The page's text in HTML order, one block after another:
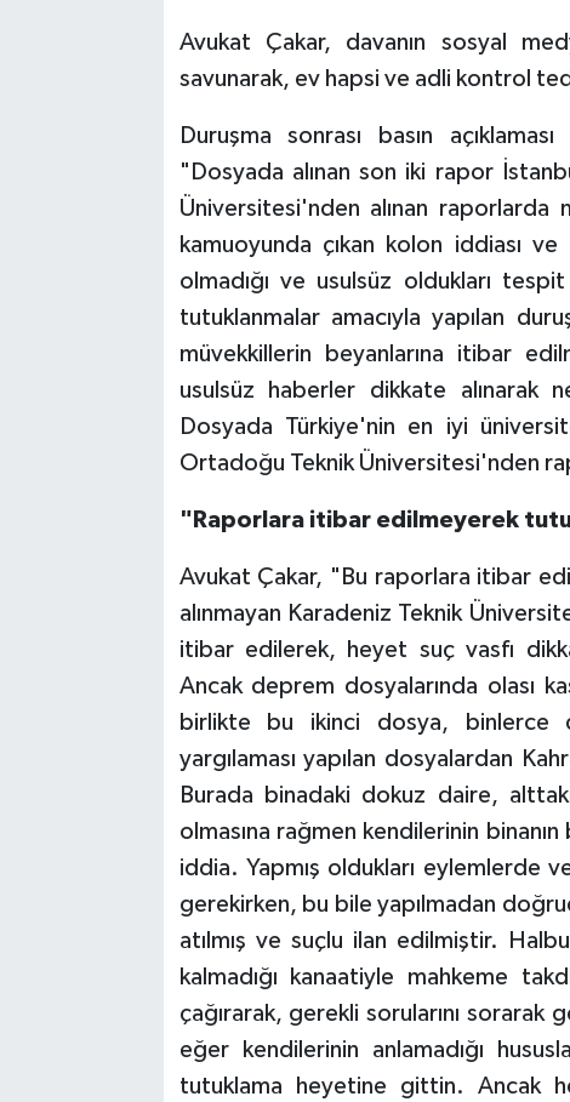
Avukat Çakar, davanın sosyal
savunarak, ev hapsi ve adli kontrol
Duruşma sonrası basın
"Dosyada alınan son iki rapor
Üniversitesi'nden alınan
kamuoyunda çıkan kolon iddiası ve
olmadığı ve usulsüz oldukları
tutuklanmalar amacıyla yapılan
müvekkillerin beyanlarına itibar
usulsüz haberler dikkate alınarak
Dosyada Türkiye'nin en iyi
Ortadoğu Teknik Üniversitesi'nden
"Raporlara itibar edilmeyerek
Avukat Çakar, "Bu raporlara itibar
alınmayan Karadeniz Teknik
itibar edilerek, heyet suç vasfı
Ancak deprem dosyalarında olası
birlikte bu ikinci dosya, binlerce
yargılaması yapılan dosyalardan
Burada binadaki dokuz daire,
olmasına rağmen kendilerinin
iddia. Yapmış oldukları eylemlerde
gerekirken, bu bile yapılmadan
atılmış ve suçlu ilan edilmiştir.
kalmadığı kanaatiyle mahkeme
çağırarak, gerekli sorularını
eğer kendilerinin anlamadığı
tutuklama heyetine gittin. Ancak